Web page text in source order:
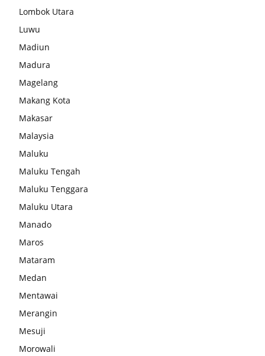
Lombok Utara
Luwu
Madiun
Madura
Magelang
Makang Kota
Makasar
Malaysia
Maluku
Maluku Tengah
Maluku Tenggara
Maluku Utara
Manado
Maros
Mataram
Medan
Mentawai
Merangin
Mesuji
Morowali